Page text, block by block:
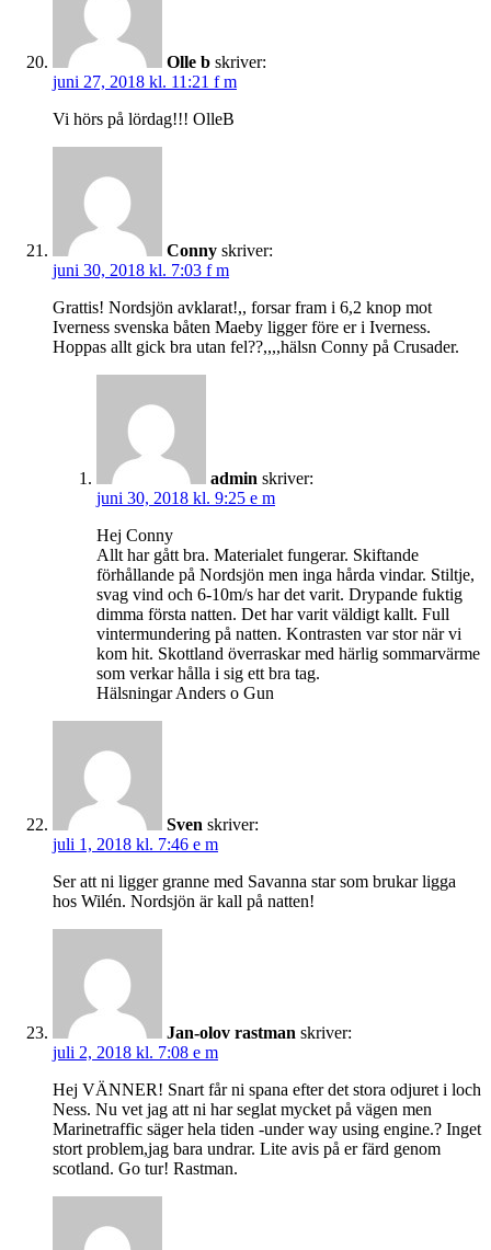
Olle b skriver:
juni 27, 2018 kl. 11:21 f m
Vi hörs på lördag!!! OlleB
Conny skriver:
juni 30, 2018 kl. 7:03 f m
Grattis! Nordsjön avklarat!,, forsar fram i 6,2 knop mot
Iverness svenska båten Maeby ligger före er i Iverness.
Hoppas allt gick bra utan fel??,,,,hälsn Conny på Crusader.
admin skriver:
juni 30, 2018 kl. 9:25 e m
Hej Conny
Allt har gått bra. Materialet fungerar. Skiftande
förhållande på Nordsjön men inga hårda vindar. Stiltje,
svag vind och 6-10m/s har det varit. Drypande fuktig
dimma första natten. Det har varit väldigt kallt. Full
vintermundering på natten. Kontrasten var stor när vi
kom hit. Skottland överraskar med härlig sommarvärme
som verkar hålla i sig ett bra tag.
Hälsningar Anders o Gun
Sven skriver:
juli 1, 2018 kl. 7:46 e m
Ser att ni ligger granne med Savanna star som brukar ligga
hos Wilén. Nordsjön är kall på natten!
Jan-olov rastman skriver:
juli 2, 2018 kl. 7:08 e m
Hej VÄNNER! Snart får ni spana efter det stora odjuret i loch
Ness. Nu vet jag att ni har seglat mycket på vägen men
Marinetraffic säger hela tiden -under way using engine.? Inget
stort problem,jag bara undrar. Lite avis på er färd genom
scotland. Go tur! Rastman.